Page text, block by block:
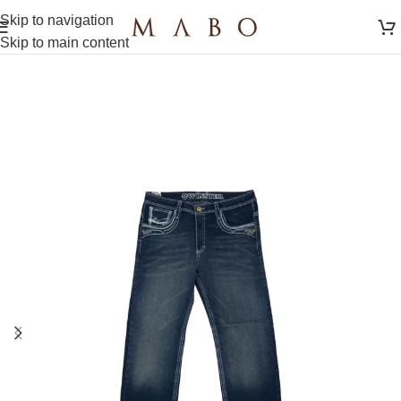
Skip to navigation
Skip to main content